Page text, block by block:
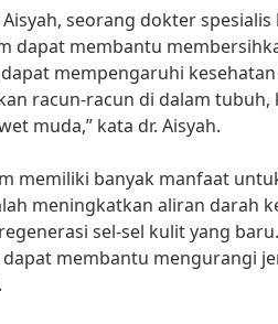
seorang dokter
dapat membantu
mempengaruhi kesehatan
racun-racun di dalam
muda,” kata dr. Aisyah.
memiliki banyak manfaat
meningkatkan aliran darah
sel-sel kulit yang
membantu mengurangi